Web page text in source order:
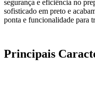
segurança e eficiência no
sofisticado em preto e
ponta e funcionalidade para
Principais